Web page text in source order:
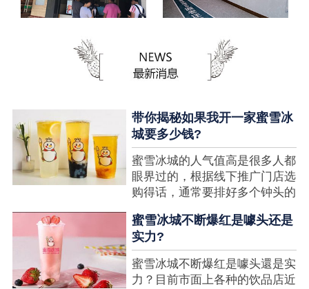
带你揭秘如果我开一家蜜雪冰
城要多少钱?
蜜雪冰城的人气值高是很多人都
眼界过的，根据线下推广门店选
购得话，通常要排好多个钟头的
想要排长队，为的便是那一杯令
人挂念的蜜雪冰城。顾客喜爱的
商品，投资者为什么会看不见在
其中的创业商机呢?许多投资者
蜜雪冰城不断爆红是噱头还是
实力?
蜜雪冰城不断爆红是噱头還是实
力？目前市面上各种的饮品店近